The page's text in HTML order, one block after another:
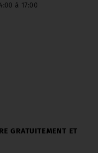
à 17:00
GRATUITEMENT ET